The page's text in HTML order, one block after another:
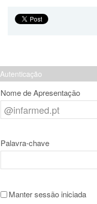
Autenticação
Nome de Apresentação
Palavra-chave
Manter sessão iniciada